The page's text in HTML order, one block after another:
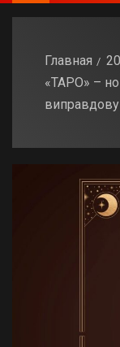
Главная
«ТАРО» –